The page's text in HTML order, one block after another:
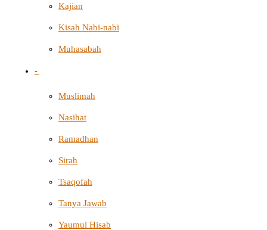
Kajian
Kisah Nabi-nabi
Muhasabah
-
Muslimah
Nasihat
Ramadhan
Sirah
Tsaqofah
Tanya Jawab
Yaumul Hisab